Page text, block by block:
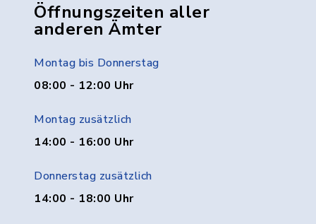
Öffnungszeiten aller
anderen Ämter
Montag bis Donnerstag
08:00 - 12:00 Uhr
Montag zusätzlich
14:00 - 16:00 Uhr
Donnerstag zusätzlich
14:00 - 18:00 Uhr